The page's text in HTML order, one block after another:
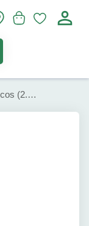
Alitas de Pollo Y&D Ricos (2.2 lb)